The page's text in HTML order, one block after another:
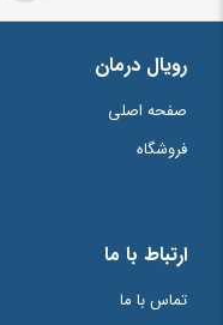
رویال درمان
صفحه اصلی
فروشگاه
ارتباط با ما
تماس با ما